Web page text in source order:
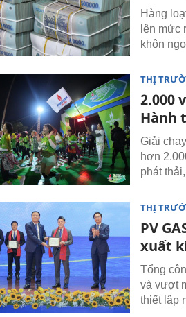
Hàng
lên mức
khôn
THỊ
2.000
Hành
Giải
hơn
phát
THỊ
PV
xuất
Tổng
và vượt
thiết lập